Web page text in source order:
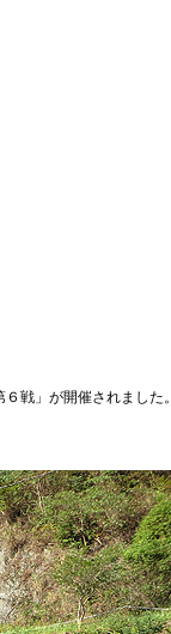
戦」が開催されました。